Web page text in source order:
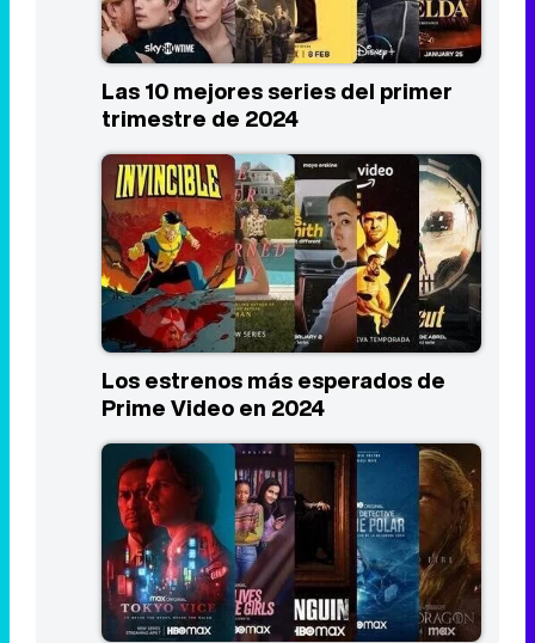
Las 10 mejores series del primer
trimestre de 2024
Los estrenos más esperados de
Prime Video en 2024